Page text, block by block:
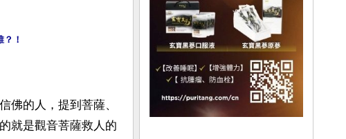
！
佛的人，提到菩薩、
就是觀音菩薩救人的